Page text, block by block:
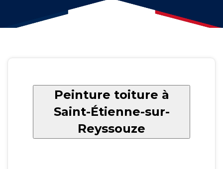
Peinture toiture à
Saint-Étienne-sur-
Reyssouze